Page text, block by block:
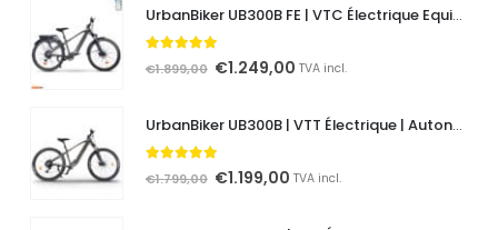
UrbanBiker UB300B FE | VTC Électrique Equipement complet | Autonomie jusqu'à 140 km
out of 5
€1.899,00 Le
initial
€1.899,00.
€1.249,00Le
actuel
TVA incl.
UrbanBiker UB300B | VTT Électrique | Autonomie jusqu'à 140 km
out of 5
€1.799,00 Le
€1.199,00LeTVA incl.